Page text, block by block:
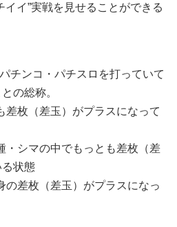
イイ”実戦を見せることができる
チンコ・パチスロを打っていて
の総称。
枚（差玉）がプラスになって
シマの中でもっとも差枚（差
状態
差枚（差玉）がプラスになっ